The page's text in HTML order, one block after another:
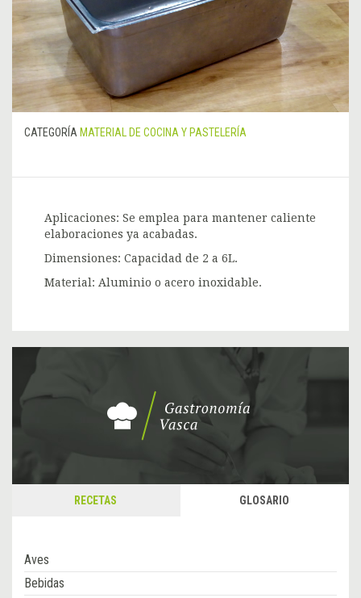
CATEGORÍA MATERIAL DE COCINA Y PASTELERÍA
Aplicaciones: Se emplea para mantener caliente
elaboraciones ya acabadas.
Dimensiones: Capacidad de 2 a 6L.
Material: Aluminio o acero inoxidable.
RECETAS GLOSARIO
Aves
Bebidas